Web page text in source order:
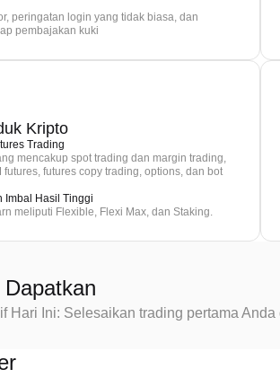
peringatan login yang tidak biasa, dan
pembajakan kuki
Kripto
Trading
mencakup spot trading dan margin trading,
futures, futures copy trading, options, dan bot
Imbal Hasil Tinggi
meliputi Flexible, Flexi Max, dan Staking.
Hari Ini: Selesaikan trading pertama